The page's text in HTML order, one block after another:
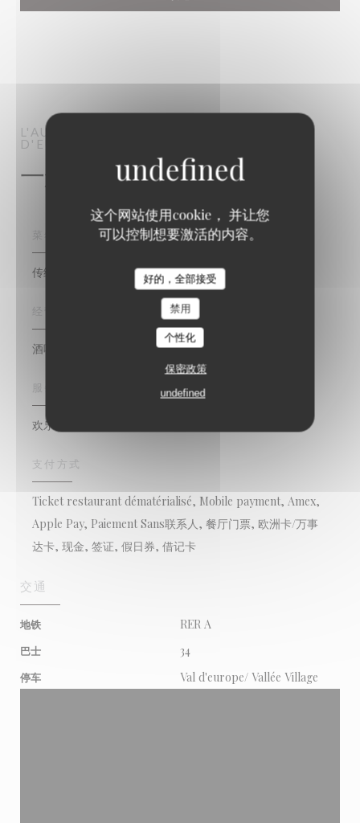
这个网站使用cookie， 并让您
可以控制想要激活的内容。
好的，全部接受
禁用
个性化
保密政策
undefined
L'AUTHENTIC
D'EUROPE
一般信息
菜肴
传统美食, 现代美食
酒吧餐厅
服务
欢乐时光鸡尾酒, 公共停车场附近, 阳台
支付方式
Ticket restaurant dématérialisé, Mobile payment, Amex,
Apple Pay, Paiement Sans联系人, 餐厅门票, 欧洲卡/万事
达卡, 现金, 签证, 假日券, 借记卡
交通
地铁 RER A
巴士 34
停车 Val d'europe/ Vallée Village